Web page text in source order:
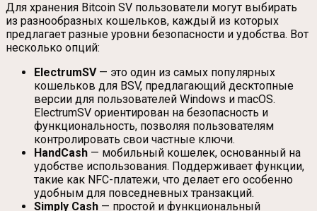
Для хранения Bitcoin SV пользователи могут выбирать
из разнообразных кошельков, каждый из которых
предлагает разные уровни безопасности и удобства. Вот
несколько опций:
ElectrumSV— это один из самых популярных
кошельков для BSV, предлагающий десктопные
версии для пользователей Windows и macOS.
ElectrumSV ориентирован на безопасность и
функциональность, позволяя пользователям
контролировать свои частные ключи.
HandCash — мобильный кошелек, основанный на
удобстве использования. Поддерживает функции,
такие как NFC-платежи, что делает его особенно
удобным для повседневных транзакций.
Simply Cash — простой и функциональный